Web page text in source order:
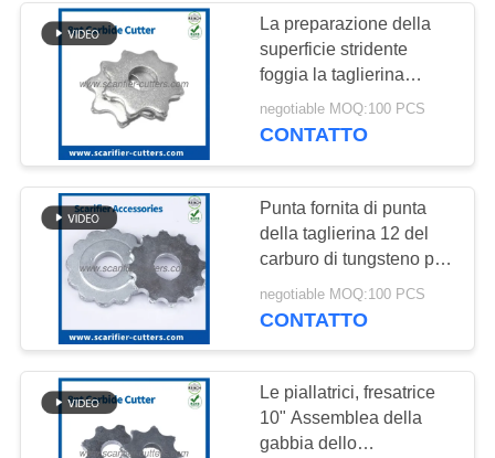
CONTROLLO
DELLA
QUALITÀ
CONTATTACI
NOTIZIE
CASI
CHIEDI UN
PREVENTIVO
Scarificatori, pozzi e
spazzatori
Tagliatori PCD
scarificatori
8
La preparazione della
superficie stridente
foggia la taglierina
concreta del CTT dello
scarificatore di
negotiable MOQ:100 PCS
CONTATTO
Punta fornita di punta
della taglierina 12 del
carburo di tungsteno per
lo scarificatore/rasoio
automotori del propano
negotiable MOQ:100 PCS
CONTATTO
Le piallatrici, fresatrice
10" Assemblea della
gabbia dello